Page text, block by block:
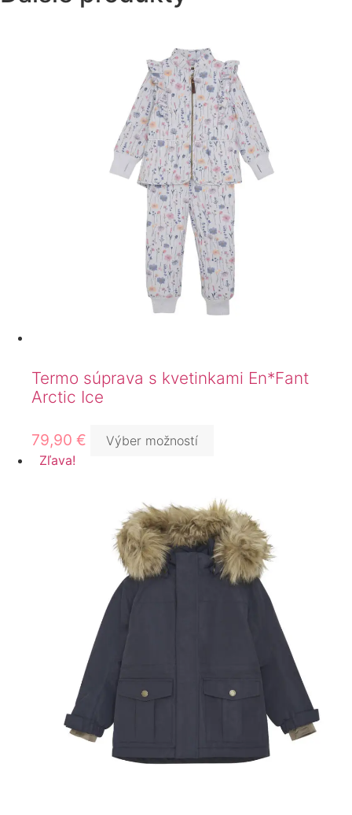
Termo súprava s kvetinkami En*Fant
Arctic Ice
79,90 €
Výber možností
Zľava!